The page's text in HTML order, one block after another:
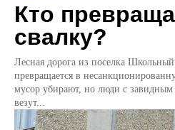
Кто
свалку?
Лесная дорога из поселка
превращается в
мусор убирают, но люди с завидным
везут...